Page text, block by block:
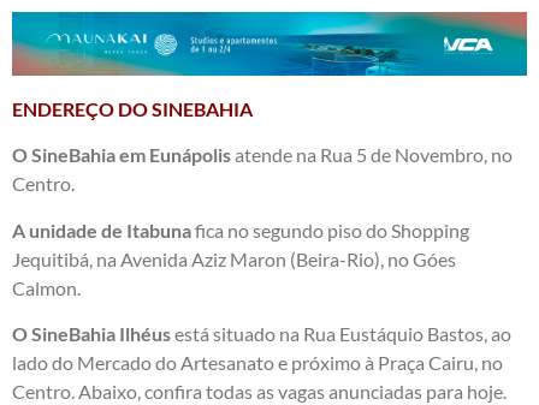
ENDEREÇO DO SINEBAHIA
O SineBahia em Eunápolisatende na Rua 5 de Novembro, no
Centro.
A unidade de Itabunafica no segundo piso do Shopping
Jequitibá, na Avenida Aziz Maron (Beira-Rio), no Góes
Calmon.
O SineBahia Ilhéusestá situado na Rua Eustáquio Bastos, ao
lado do Mercado do Artesanato e próximo à Praça Cairu, no
Centro. Abaixo, confira todas as vagas anunciadas para hoje.